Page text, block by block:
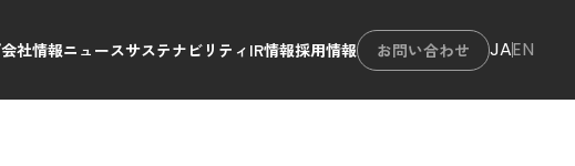
会社情報ニュースサステナビリティ IR情報採用情報 お問い合わせ JAEN